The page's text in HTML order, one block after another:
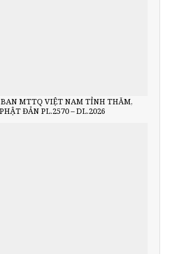
BAN MTTQ VIỆT NAM TỈNH THĂM,
ĐẢN PL.2570 – DL.2026